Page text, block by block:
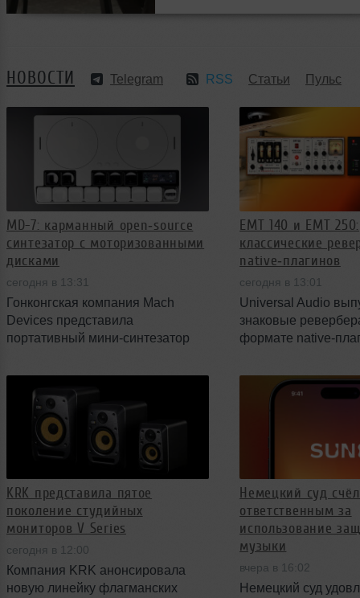
НОВОСТИ Telegram RSS Статьи Пульс
MD-7: карманный open‑source
синтезатор с моторизованными
дисками
сегодня в 13:31
Гонконгская компания Mach
Devices представила
портативный мини‑синтезатор
необычными моторизованными
контроллерами. Устройство
сочетает тактильную обратную
связь, компактную клавиатуру и
набор разъёмов для работы в
мобильных сетапах; продажи
начнутся в сентябре 2026 года по
цене £303.00.
EMT 140 и EMT 250:
классические
native‑плагинов
сегодня в 13:01
Universal Audio
знаковые
формате
UAD EMT 250
Reverb. Компания
условия
KRK представила пятое
поколение студийных
мониторов V Series
сегодня в 12:00
Компания KRK анонсировала
новую линейку флагманских
Немецкий суд
ответственным за
использование
музыки
вчера в 16:02
Немецкий суд